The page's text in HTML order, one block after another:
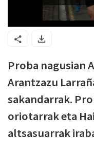
Proba nagusian
Arantzazu
sakandarrak.
oriotarrak eta
altsasuarrak